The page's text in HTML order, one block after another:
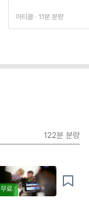
아티클 · 11분 분량
122분 분량
무료